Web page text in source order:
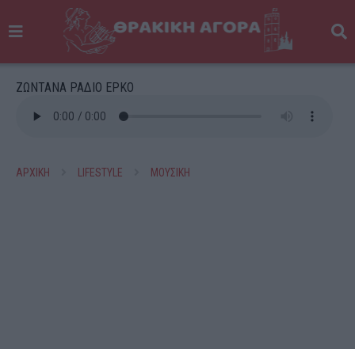
ΖΩΝΤΑΝΑ ΡΑΔΙΟ ΕΡΚΟ
ΑΡΧΙΚΗ LIFESTYLE ΜΟΥΣΙΚΗ